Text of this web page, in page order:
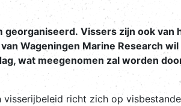
Vissers zijn ook
Wageningen Marine Research
wat meegenomen zal worden
richt zich op